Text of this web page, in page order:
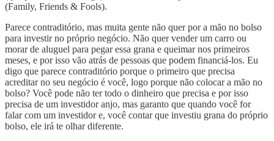
(Family, Friends & Fools).
Parece contraditório, mas muita gente não quer por a mão no bolso
para investir no próprio negócio. Não quer vender um carro ou
morar de aluguel para pegar essa grana e queimar nos primeiros
meses, e por isso vão atrás de pessoas que podem financiá-los. Eu
digo que parece contraditório porque o primeiro que precisa
acreditar no seu negócio é você, logo porque não colocar a mão no
bolso? Você pode não ter todo o dinheiro que precisa e por isso
precisa de um investidor anjo, mas garanto que quando você for
falar com um investidor e, você contar que investiu grana do próprio
bolso, ele irá te olhar diferente.